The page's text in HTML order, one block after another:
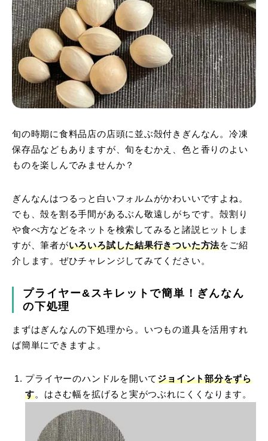
旬の時期に食料品店の店頭に並ぶ殻付きぎんなん。冷凍
保存品などもありますが、旬をむかえ、色と香りのよい
ものを楽しんでみませんか？
ぎんなんはつるっと白いフォルムがかわいいですよね。
でも、殻を割る手間があるぶん敬遠しがちです。殻割り
や食べ方などをネットを検索してみると諸説ヒットしま
すが、筆者がいろいろ試した結果行きついた方法をご紹
介します。ぜひチャレンジしてみてください。
プライヤー&スキレットで簡単！ぎんなん
の下処理
まずはぎんなんの下処理から。いつもの道具を活用すれ
ば簡単にできますよ。
プライヤーのハンドルを開いてジョイント部分をずら
す。はさむ幅を拡げると実がつぶれにくくなります。